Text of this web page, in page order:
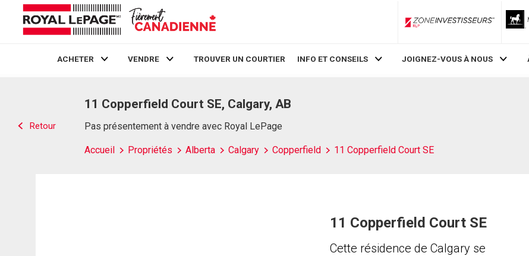
ZoneInvestisseurs RLP
ACHETER VENDRE TROUVER UN COURTIER INFO ET CONSEILS JOIGNEZ-VOUS À NOUS
Retour
11 Copperfield Court SE, Calgary, AB
Pas présentement à vendre avec Royal LePage
Accueil Propriétés Alberta Calgary Copperfield 11 Copperfield Court SE
11 Copperfield Court SE
Cette résidence de Calgary se